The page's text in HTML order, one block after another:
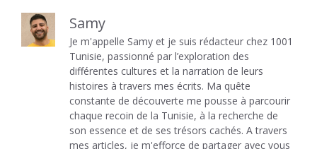
Samy
Je m'appelle Samy et je suis rédacteur chez 1001
Tunisie, passionné par l’exploration des
différentes cultures et la narration de leurs
histoires à travers mes écrits. Ma quête
constante de découverte me pousse à parcourir
chaque recoin de la Tunisie, à la recherche de
son essence et de ses trésors cachés. A travers
mes articles, je m'efforce de partager avec vous